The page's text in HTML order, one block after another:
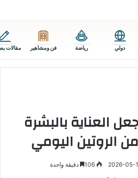
دولي رياضة فن ومشاهير مقالات
العناية بالبشرة
الروتين اليومي
2026-05- دقيقة واحدة